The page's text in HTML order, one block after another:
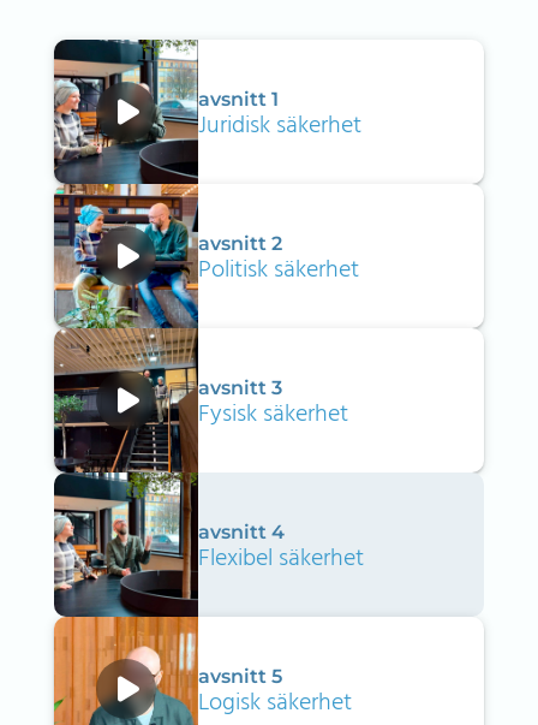
avsnitt 1
Juridisk säkerhet
avsnitt 2
Politisk säkerhet
avsnitt 3
Fysisk säkerhet
avsnitt 4
Flexibel säkerhet
avsnitt 5
Logisk säkerhet